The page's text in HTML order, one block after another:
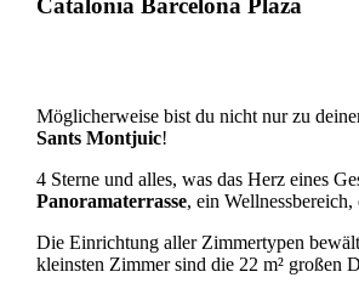
Catalonia Barcelona Plaza
Möglicherweise bist du nicht nur zu
Sants Montjuic!
4 Sterne und alles, was das Herz eines
Panoramaterrasse, ein
Die Einrichtung aller Zimmertypen
kleinsten Zimmer sind die 22 m² großen